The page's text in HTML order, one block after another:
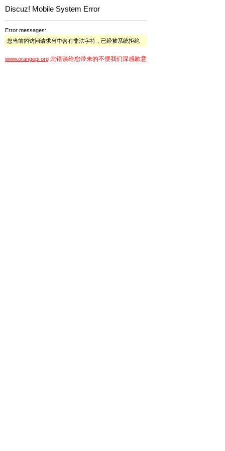
Discuz! Mobile System Error
Error messages:
您当前的访问请求当中含有非法字符，已经被系统拒绝
www.orangepi.org 此错误给您带来的不便我们深感歉意